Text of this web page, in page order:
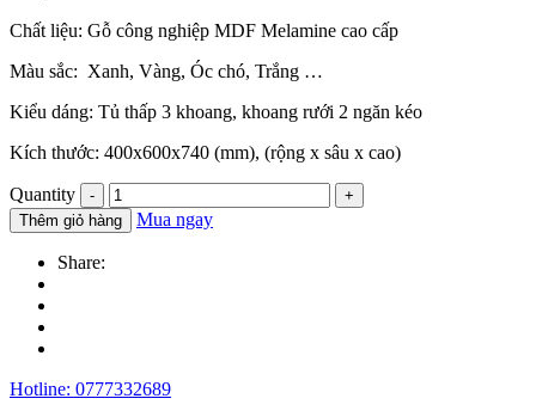
Chất liệu: Gỗ công nghiệp MDF Melamine cao cấp
Màu sắc: Xanh, Vàng, Óc chó, Trắng …
Kiểu dáng: Tủ thấp 3 khoang, khoang rưới 2 ngăn kéo
Kích thước: 400x600x740 (mm), (rộng x sâu x cao)
Quantity
Thêm giỏ hàng Mua ngay
Share:
Hotline: 0777332689